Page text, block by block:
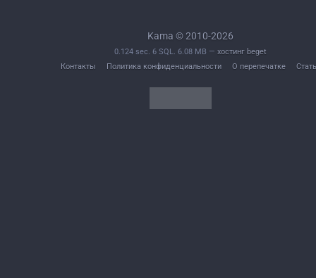
Kama © 2010-2026
0.124 sec. 6 SQL. 6.08 MB — хостинг beget
Контакты
Политика конфиденциальности О перепечатке